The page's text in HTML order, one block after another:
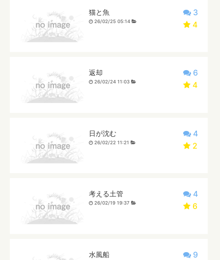
3
4
猫と魚
26/02/25 05:14
6
4
返却
26/02/24 11:03
4
2
日が沈む
26/02/22 11:21
4
6
考える土管
26/02/19 19:37
9
水風船